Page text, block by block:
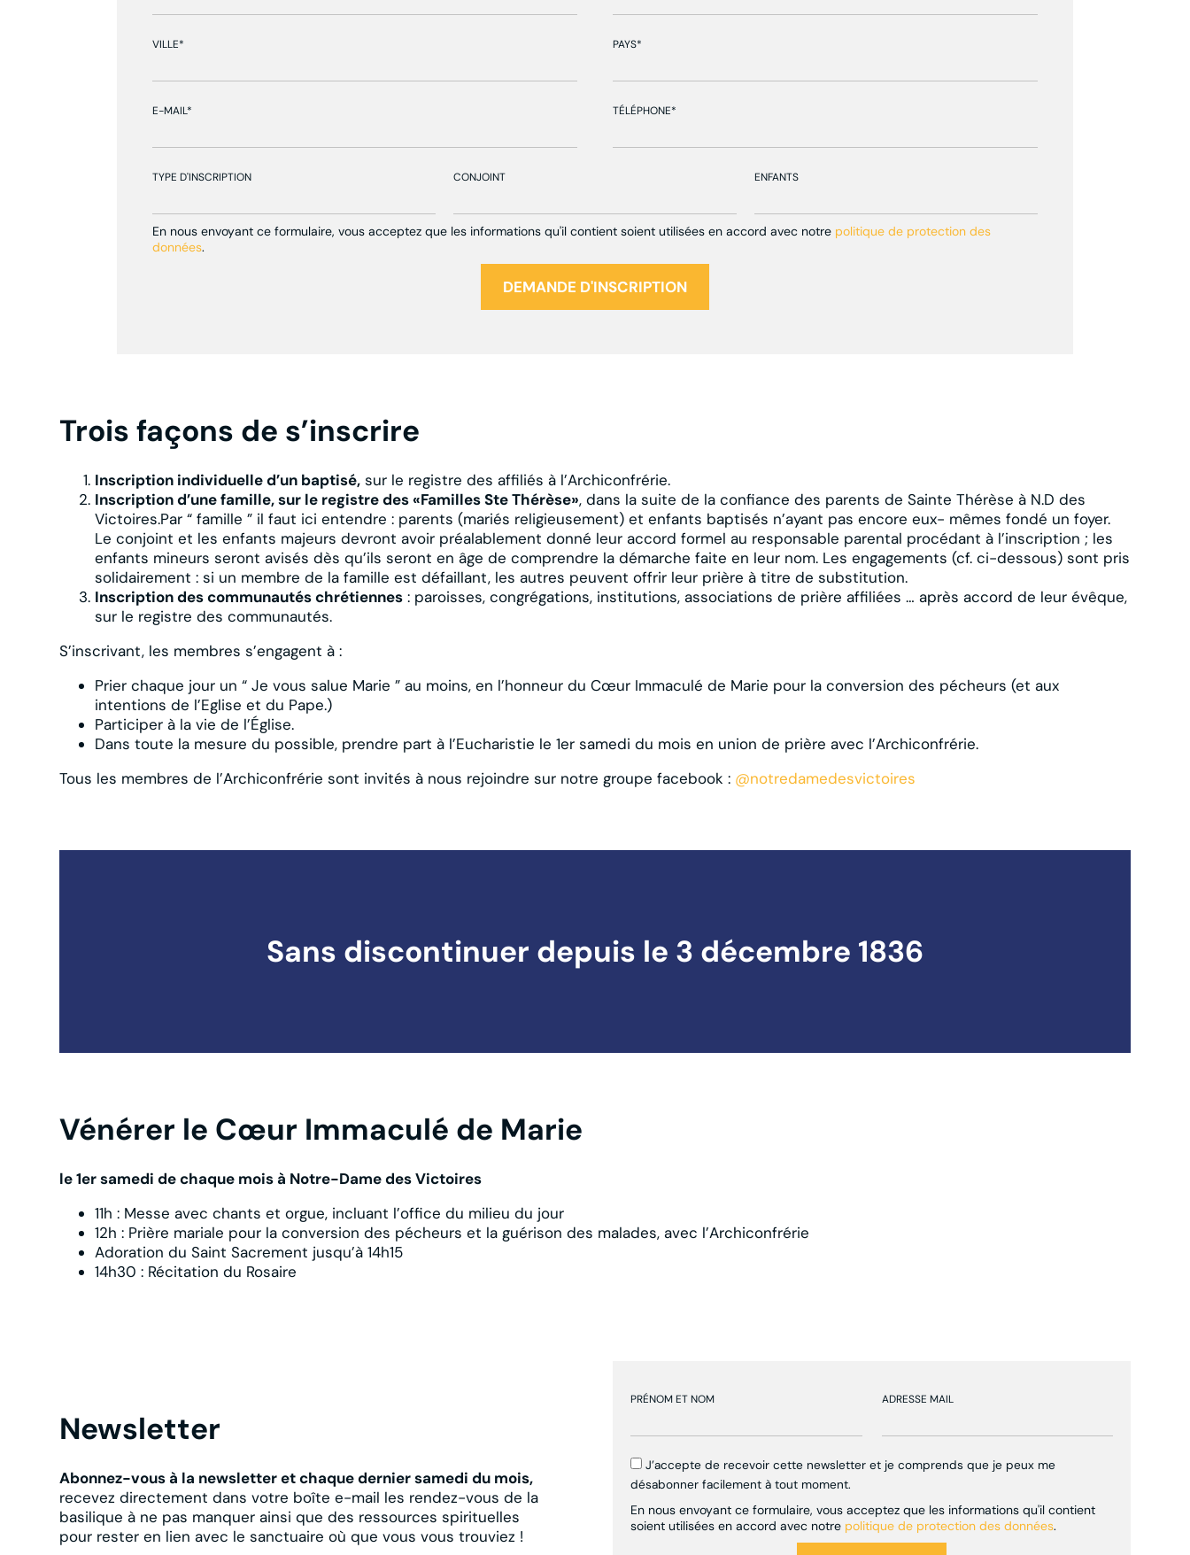
VILLE* PAYS*
E-MAIL* TÉLÉPHONE*
TYPE D'INSCRIPTION CONJOINT ENFANTS
En nous envoyant ce formulaire, vous acceptez que les informations qu'il contient soient utilisées en accord avec notre politique de protection des
données.
Trois façons de s’inscrire
Inscription individuelle d’un baptisé, sur le registre des affiliés à l’Archiconfrérie.
Inscription d’une famille, sur le registre des «Familles Ste Thérèse», dans la suite de la confiance des parents de Sainte Thérèse à N.D des
Victoires.Par “ famille ” il faut ici entendre : parents (mariés religieusement) et enfants baptisés n’ayant pas encore eux- mêmes fondé un foyer.
Le conjoint et les enfants majeurs devront avoir préalablement donné leur accord formel au responsable parental procédant à l’inscription ; les
enfants mineurs seront avisés dès qu’ils seront en âge de comprendre la démarche faite en leur nom. Les engagements (cf. ci-dessous) sont pris
solidairement : si un membre de la famille est défaillant, les autres peuvent offrir leur prière à titre de substitution.
Inscription des communautés chrétiennes : paroisses, congrégations, institutions, associations de prière affiliées … après accord de leur évêque,
sur le registre des communautés.
S’inscrivant, les membres s’engagent à :
Prier chaque jour un “ Je vous salue Marie ” au moins, en l’honneur du Cœur Immaculé de Marie pour la conversion des pécheurs (et aux
intentions de l’Eglise et du Pape.)
Participer à la vie de l’Église.
Dans toute la mesure du possible, prendre part à l’Eucharistie le 1er samedi du mois en union de prière avec l’Archiconfrérie.
Tous les membres de l’Archiconfrérie sont invités à nous rejoindre sur notre groupe facebook : @notredamedesvictoires
Sans discontinuer depuis le 3 décembre 1836
Vénérer le Cœur Immaculé de Marie
le 1er samedi de chaque mois à Notre-Dame des Victoires
11h : Messe avec chants et orgue, incluant l’office du milieu du jour
12h : Prière mariale pour la conversion des pécheurs et la guérison des malades, avec l’Archiconfrérie
Adoration du Saint Sacrement jusqu’à 14h15
14h30 : Récitation du Rosaire
Newsletter
Abonnez-vous à la newsletter et chaque dernier samedi du mois,
recevez directement dans votre boîte e-mail les rendez-vous de la
basilique à ne pas manquer ainsi que des ressources spirituelles
pour rester en lien avec le sanctuaire où que vous vous trouviez !
PRÉNOM ET NOM ADRESSE MAIL
J’accepte de recevoir cette newsletter et je comprends que je peux me
désabonner facilement à tout moment.
En nous envoyant ce formulaire, vous acceptez que les informations qu'il contient
soient utilisées en accord avec notre politique de protection des données.